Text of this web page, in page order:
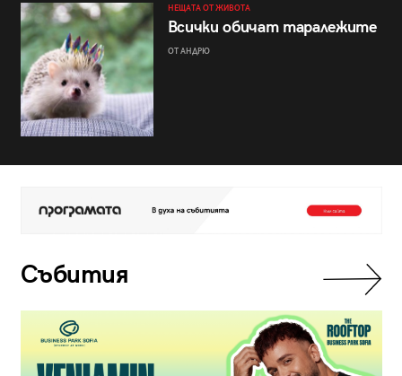
НЕЩАТА ОТ ЖИВОТА
Всички обичат таралежите
ОТ АНДРЮ
Събития